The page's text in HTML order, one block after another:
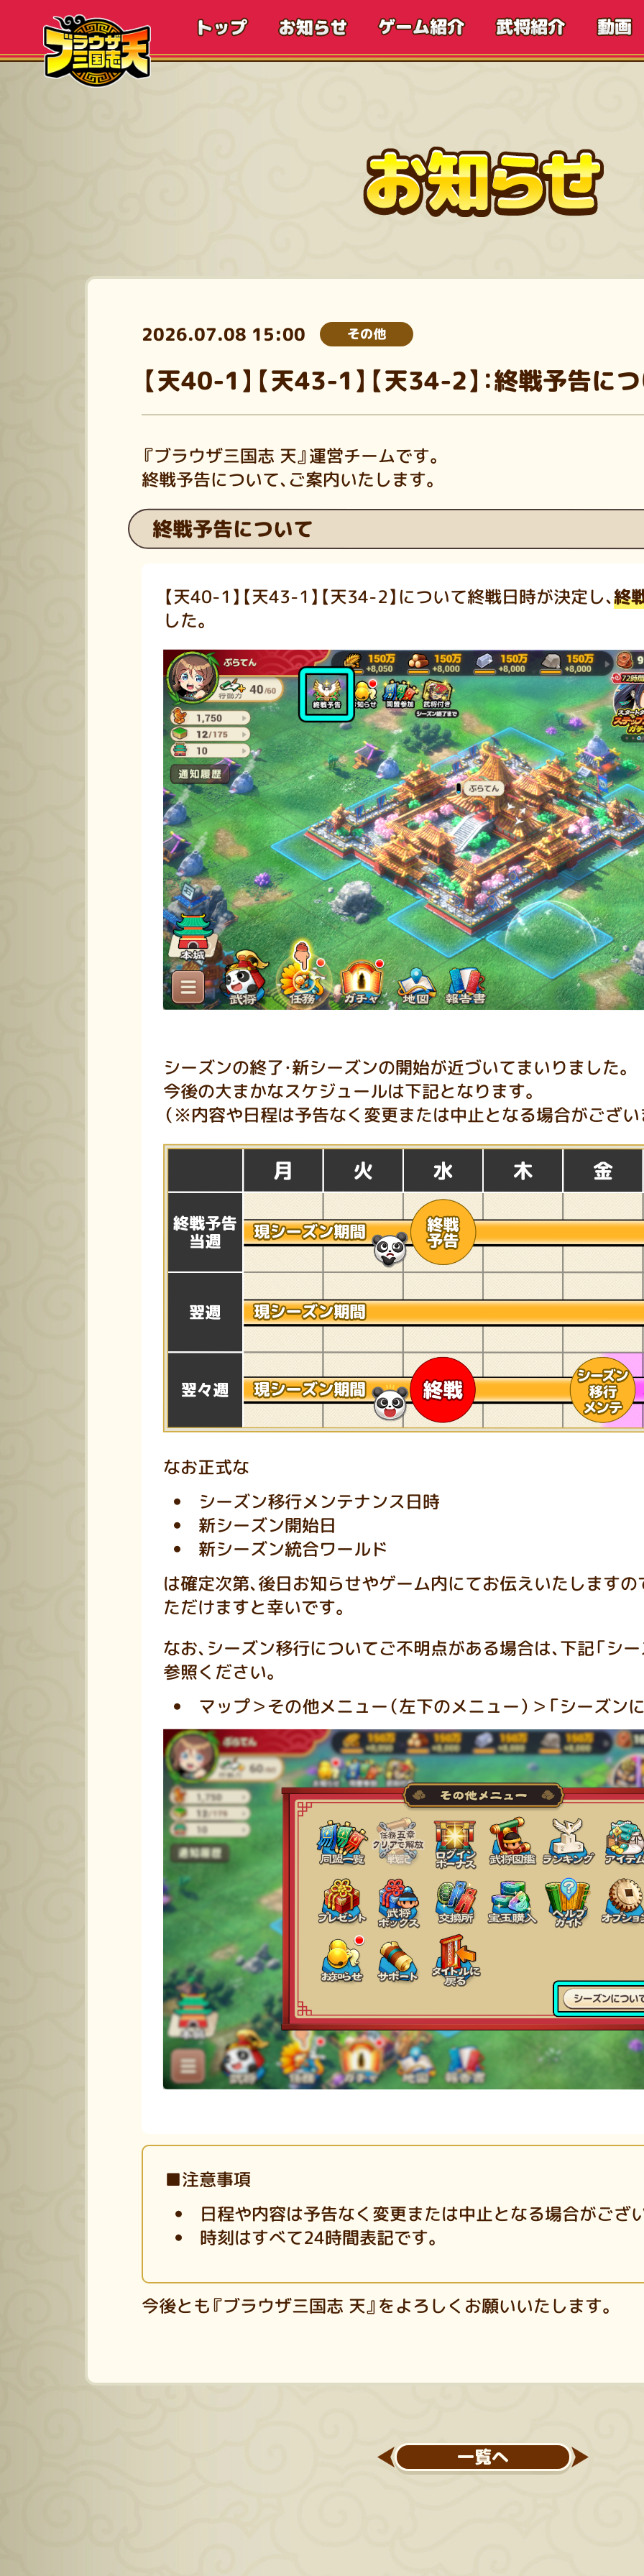
2026.07.08 15:00 その他
【天40-1】【天43-1】【天34-2】：終戦予告に
『ブラウザ三国志 天』運営チームです。
終戦予告について、ご案内いたします。
終戦予告について
【天40-1】【天43-1】 【天34-2】について終戦日時が決定し、終
した。
シーズンの終了・新シーズンの開始が近づいてまいりました。
今後の大まかなスケジュールは下記となります。
（※内容や日程は予告なく変更または中止となる場合がござい
なお正式な
シーズン移行メンテナンス日時
新シーズン開始日
新シーズン統合ワールド
は確定次第、後日お知らせやゲーム内にてお伝えいたしますの
ただけますと幸いです。
なお、シーズン移行についてご不明点がある場合は、下記「シ
参照ください。
マップ＞その他メニュー（左下のメニュー）＞「シーズン
■注意事項
日程や内容は予告なく変更または中止となる場合がござ
時刻はすべて24時間表記です。
今後とも『ブラウザ三国志 天』をよろしくお願いいたします。
一覧へ